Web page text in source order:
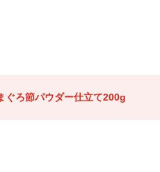
ぐろ節パウダー仕立て200g